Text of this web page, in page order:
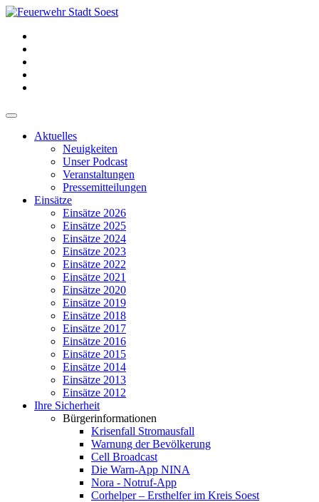
Aktuelles
Neuigkeiten
Unser Podcast
Veranstaltungen
Pressemitteilungen
Einsätze
Einsätze 2026
Einsätze 2025
Einsätze 2024
Einsätze 2023
Einsätze 2022
Einsätze 2021
Einsätze 2020
Einsätze 2019
Einsätze 2018
Einsätze 2017
Einsätze 2016
Einsätze 2015
Einsätze 2014
Einsätze 2013
Einsätze 2012
Ihre Sicherheit
Bürgerinformationen
Krisenfall Stromausfall
Warnung der Bevölkerung
Cell Broadcast
Die Warn-App NINA
Nora - Notruf-App
Corhelper – Ersthelfer im Kreis Soest